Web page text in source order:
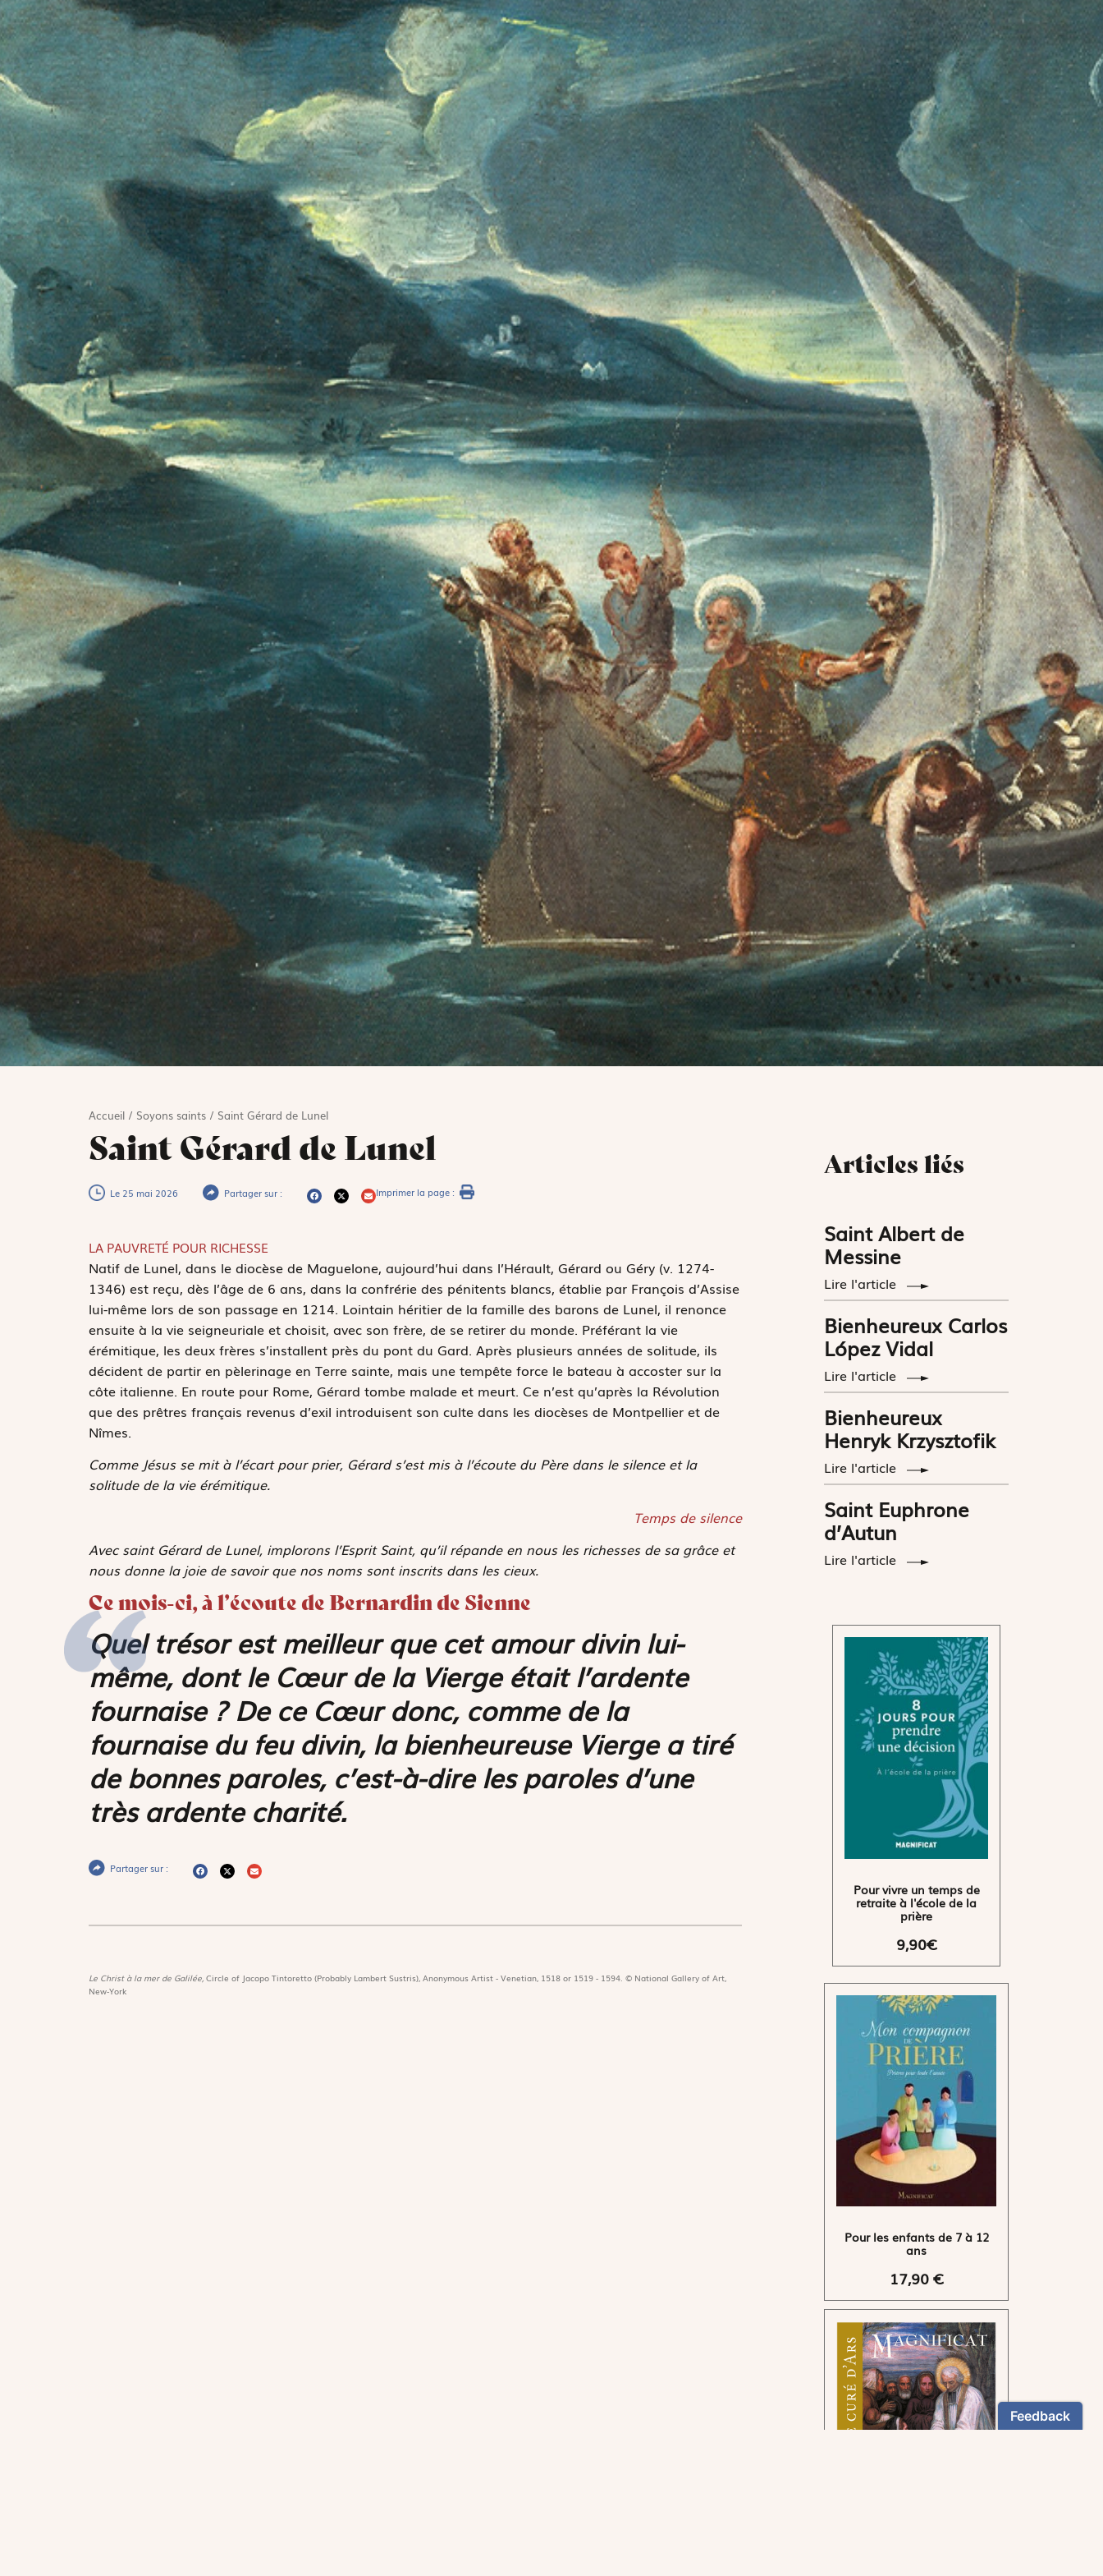
Accueil/ Soyons saints/ Saint Gérard de Lunel
Saint Gérard de Lunel
Le 25 mai 2026 Partager sur : Imprimer la page :
LA PAUVRETÉ POUR RICHESSE
Natif de Lunel, dans le diocèse de Maguelone, aujourd’hui dans l’Hérault, Gérard ou Géry (v. 1274-
1346) est reçu, dès l’âge de 6 ans, dans la confrérie des pénitents blancs, établie par François d’Assise
lui-même lors de son passage en 1214. Lointain héritier de la famille des barons de Lunel, il renonce
ensuite à la vie seigneuriale et choisit, avec son frère, de se retirer du monde. Préférant la vie
érémitique, les deux frères s’installent près du pont du Gard. Après plusieurs années de solitude, ils
décident de partir en pèlerinage en Terre sainte, mais une tempête force le bateau à accoster sur la
côte italienne. En route pour Rome, Gérard tombe malade et meurt. Ce n’est qu’après la Révolution
que des prêtres français revenus d’exil introduisent son culte dans les diocèses de Montpellier et de
Nîmes.
Comme Jésus se mit à l’écart pour prier, Gérard s’est mis à l’écoute du Père dans le silence et la
solitude de la vie érémitique.
Temps de silence
Avec saint Gérard de Lunel, implorons l’Esprit Saint, qu’il répande en nous les richesses de sa grâce et
nous donne la joie de savoir que nos noms sont inscrits dans les cieux.
Ce mois-ci, à l’écoute de Bernardin de Sienne
Quel trésor est meilleur que cet amour divin lui-
même, dont le Cœur de la Vierge était l’ardente
fournaise ? De ce Cœur donc, comme de la
fournaise du feu divin, la bienheureuse Vierge a tiré
de bonnes paroles, c’est-à-dire les paroles d’une
très ardente charité.
Partager sur :
Le Christ à la mer de Galilée, Circle of Jacopo Tintoretto (Probably Lambert Sustris), Anonymous Artist - Venetian, 1518 or 1519 - 1594. © National Gallery of Art,
New-York
Articles liés
Saint Albert de
Messine
Lire l'article
Bienheureux Carlos
López Vidal
Lire l'article
Bienheureux
Henryk Krzysztofik
Lire l'article
Saint Euphrone
d’Autun
Lire l'article
Pour vivre un temps de
retraite à l'école de la
prière
9,90€
Pour les enfants de 7 à 12
ans
17,90 €